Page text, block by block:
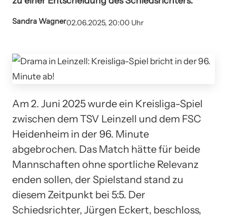
Sandra Wagner02.06.2025, 20:00 Uhr
Am 2. Juni 2025 wurde ein Kreisliga-Spiel
zwischen dem TSV Leinzell und dem FSC
Heidenheim in der 96. Minute
abgebrochen. Das Match hätte für beide
Mannschaften ohne sportliche Relevanz
enden sollen, der Spielstand stand zu
diesem Zeitpunkt bei 5:5. Der
Schiedsrichter, Jürgen Eckert, beschloss,